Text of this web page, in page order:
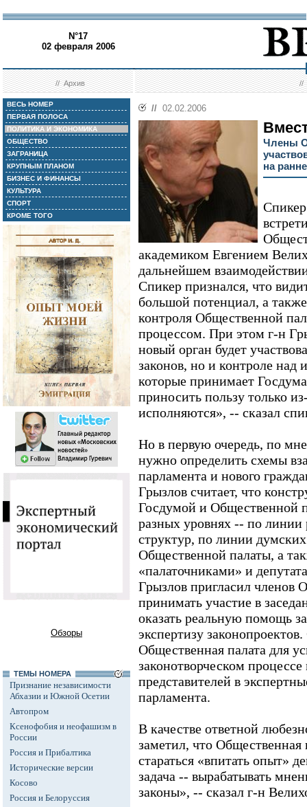
N°17
02 февраля 2006
//Архив //
ВЕСЬ НОМЕР
ПЕРВАЯ ПОЛОСА
ПОЛИТИКА И ЭКОНОМИКА
ОБЩЕСТВО
ЗАГРАНИЦА
КРУПНЫМ ПЛАНОМ
БИЗНЕС И ФИНАНСЫ
КУЛЬТУРА
СПОРТ
КРОМЕ ТОГО
Обзоры
ТЕМЫ НОМЕРА
Признание независимости
Абхазии и Южной Осетии
Автопром
Ксенофобия и неофашизм в
России
Россия и Прибалтика
Исторические версии
Косово
Россия и Белоруссия
// 02.02.2006
Члены
на
академиком Евгением
дальнейшем
Спикер признался, что
большой потенциал, а
контроля Общественной
процессом. При этом г-н
новый орган будет
законов, но и контроле над
которые принимает
приносить пользу только
исполняются», -- сказал
Но в первую очередь, по
нужно определить схемы
парламента и нового
Грызлов считает, что
Госдумой и Общественной
разных уровнях -- по линии
структур, по линии
Общественной палаты, а
«палаточниками» и
Грызлов пригласил членов
принимать участие в
оказать реальную помощь
экспертизу
Общественная палата для
законотворческом
представителей в
парламента.
В качестве ответной
заметил, что Общественная
стараться «впитать опыт»
задача -- вырабатывать
законы», -- сказал г-н